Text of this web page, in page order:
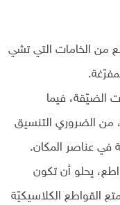
من الخامات التي تشي
الضيّقة، فيما
من الضروري التنسيق
في عناصر المكان.
يحلو أن تكون
القواطع الكلاسيكيّة